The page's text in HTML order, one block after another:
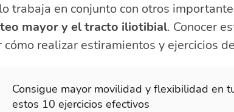
trabaja en conjunto con otros
mayor y el tracto iliotibial. Conocer
cómo realizar estiramientos y ejercicios
Consigue mayor movilidad y flexibilidad en
estos 10 ejercicios efectivos